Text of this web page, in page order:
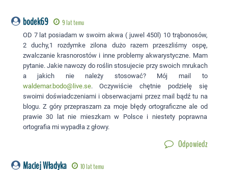
bodek69 9 lat temu
OD 7 lat posiadam w swoim akwa ( juwel 450l) 10 trąbonosów,
2 duchy,1 rozdymke zilona dużo razem przeszliśmy ospę,
zwalczanie krasnorostów i inne problemy akwarystyczne. Mam
pytanie. Jakie nawozy do roślin stosujecie przy swoich mrukach
a jakich nie należy stosować? Mój mail to
waldemar.bodo@live.se. Oczywiście chętnie podzielę się
swoimi doświadczeniami i obserwacjami przez mail bądź tu na
blogu. Z góry przepraszam za moje błędy ortograficzne ale od
prawie 30 lat nie mieszkam w Polsce i niestety poprawna
ortografia mi wypadła z głowy.
Odpowiedz
Maciej Władyka 10 lat temu